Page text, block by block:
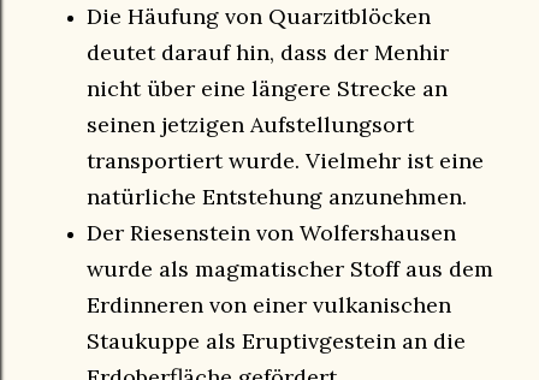
Die Häufung von Quarzitblöcken
deutet darauf hin, dass der Menhir
nicht über eine längere Strecke an
seinen jetzigen Aufstellungsort
transportiert wurde. Vielmehr ist eine
natürliche Entstehung anzunehmen.
Der Riesenstein von Wolfershausen
wurde als magmatischer Stoff aus dem
Erdinneren von einer vulkanischen
Staukuppe als Eruptivgestein an die